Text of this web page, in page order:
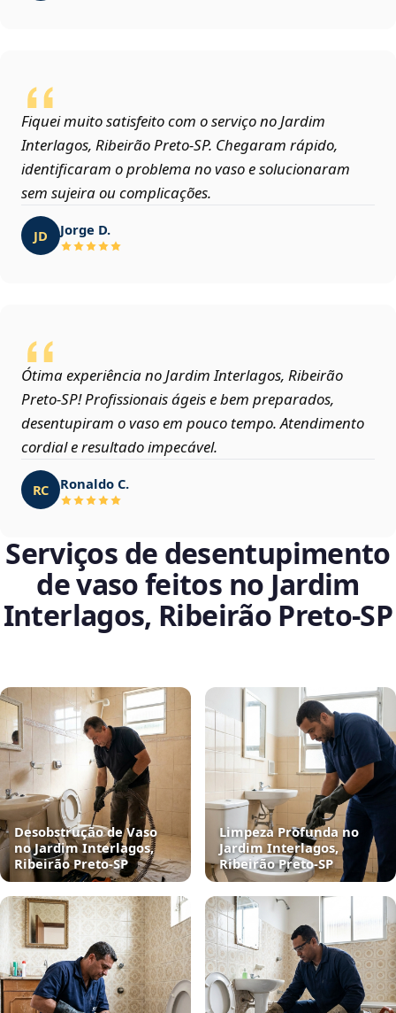
Fiquei muito satisfeito com o serviço no Jardim
Interlagos, Ribeirão Preto‑SP. Chegaram rápido,
identificaram o problema no vaso e solucionaram
sem sujeira ou complicações.
JD Jorge D.
Ótima experiência no Jardim Interlagos, Ribeirão
Preto‑SP! Profissionais ágeis e bem preparados,
desentupiram o vaso em pouco tempo. Atendimento
cordial e resultado impecável.
RC Ronaldo C.
Serviços de desentupimento
de vaso feitos no Jardim
Interlagos, Ribeirão Preto‑SP
Desobstrução de Vaso
no Jardim Interlagos,
Ribeirão Preto‑SP
Limpeza Profunda no
Jardim Interlagos,
Ribeirão Preto‑SP